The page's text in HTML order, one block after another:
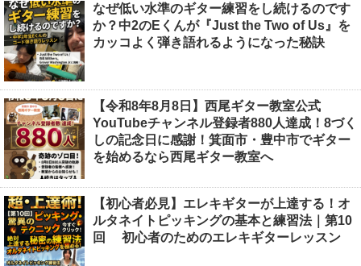
なぜ低い水準のギター練習をし続けるのです
か？中2のEくんが『Just the Two of Us』を
カッコよく弾き語れるようになった秘訣
【令和8年8月8日】西尾ギター教室公式
YouTubeチャンネル登録者880人達成！8づく
しの記念日に感謝！箕面市・豊中市でギター
を始めるなら西尾ギター教室へ
【初心者必見】エレキギターが上達する！オ
ルタネイトピッキングの基本と練習法｜第10
回 初心者のためのエレキギターレッスン